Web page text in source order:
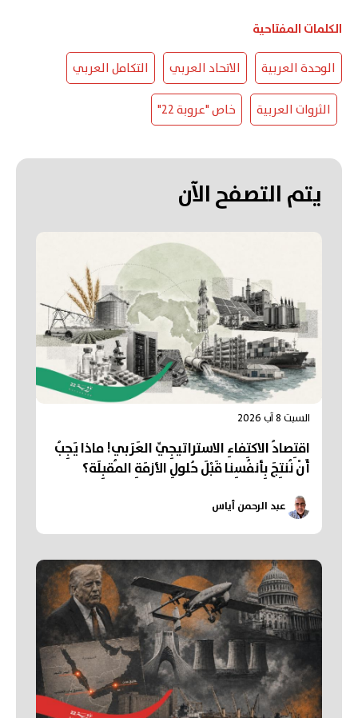
الكلمات المفتاحية
الوحدة العربية الاتحاد العربي التكامل العربي
الثروات العربية خاص "عروبة 22"
يتم التصفح الآن
السبت 8 آب 2026
اقتِصادُ الاكتِفاءِ الاستراتيجِيِّ العَرَبي! ماذا يَجِبُ
أَنْ نُنتِجَ بِأنفُسِنا قَبْلَ حُلولِ الأزمَةِ المُقبِلَة؟
عبد الرحمن أياس